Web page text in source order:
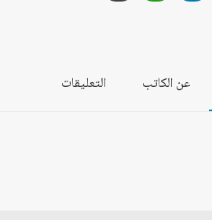
عن الكاتب التعليقات